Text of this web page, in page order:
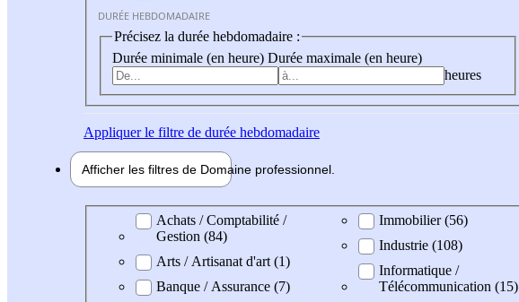
DURÉE HEBDOMADAIRE
Précisez la durée hebdomadaire :
Durée minimale (en heure) Durée maximale (en heure)
heures
Appliquerle filtre de durée hebdomadaire
Afficher les filtres de Domaine professionnel
Domaine professionel
Achats / Comptabilité /
Gestion (84)
Arts / Artisanat d'art (1)
Banque / Assurance (7)
Immobilier (56)
Industrie (108)
Informatique /
Télécommunication (15)